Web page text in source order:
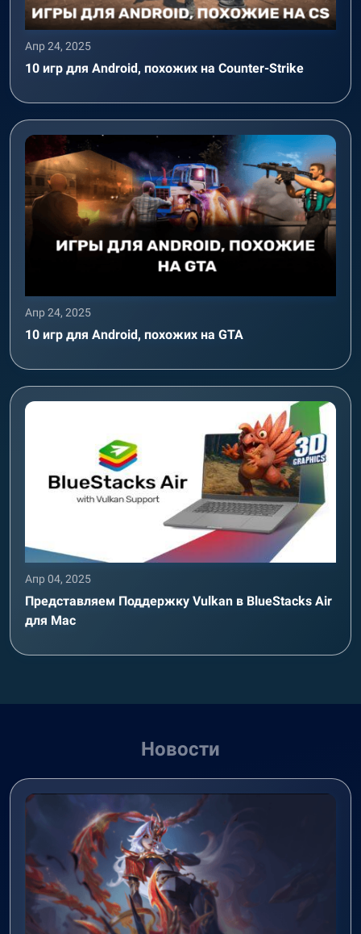
Апр 24, 2025
10 игр для Android, похожих на Counter-Strike
Апр 24, 2025
10 игр для Android, похожих на GTA
Апр 04, 2025
Представляем Поддержку Vulkan в BlueStacks Air
для Mac
Новости